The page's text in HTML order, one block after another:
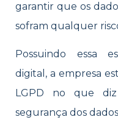
garantir que os
sofram qualquer
Possuindo essa
digital, a empresa
LGPD no que
segurança dos dados